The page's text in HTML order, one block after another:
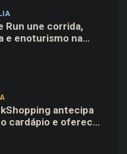
Run une corrida,
e enoturismo na
antecipa
cardápio e oferece
no delivery